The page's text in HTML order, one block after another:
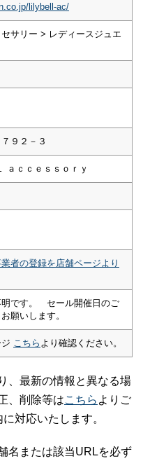
lilybell-ac/
サリー > レディースジュエ
９２－３
ａｃｃｅｓｓｏｒｙ
者の登録を店舗ページより
明です。 セール開催日のご
お願いします。
こちら より確認ください。
、最新の情報と異なる場
、削除等はこちら よりご
対応いたします。
名または該当URLを必ず